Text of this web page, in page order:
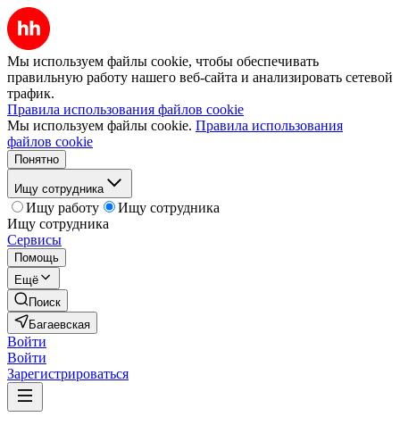
Мы используем файлы cookie, чтобы обеспечивать
правильную работу нашего веб-сайта и анализировать сетевой
трафик.
Правила использования файлов cookie
Мы используем файлы cookie. Правила использования
файлов cookie
Понятно
Ищу сотрудника
Ищу работу
Ищу сотрудника
Ищу сотрудника
Сервисы
Помощь
Ещё
Поиск
Багаевская
Войти
Войти
Зарегистрироваться